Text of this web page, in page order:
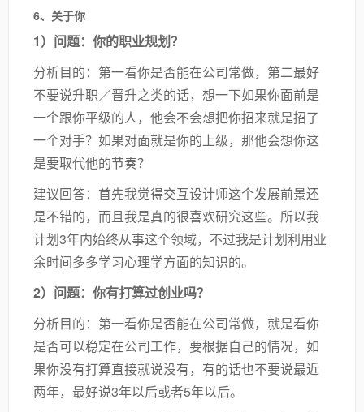
6、关于你
1）问题：你的职业规划？
分析目的：第一看你是否能在公司常做，第二最好
不要说升职／晋升之类的话，想一下如果你面前是
一个跟你平级的人，他会不会想把你招来就是招了
一个对手？如果对面就是你的上级，那他会想你这
是要取代他的节奏？
建议回答：首先我觉得交互设计师这个发展前景还
是不错的，而且我是真的很喜欢研究这些。所以我
计划3年内始终从事这个领域，不过我是计划利用业
余时间多多学习心理学方面的知识的。
2）问题：你有打算过创业吗？
分析目的：第一看你是否能在公司常做，就是看你
是否可以稳定在公司工作，要根据自己的情况，如
果你没有打算直接就说没有，有的话也不要说最近
两年，最好说3年以后或者5年以后。